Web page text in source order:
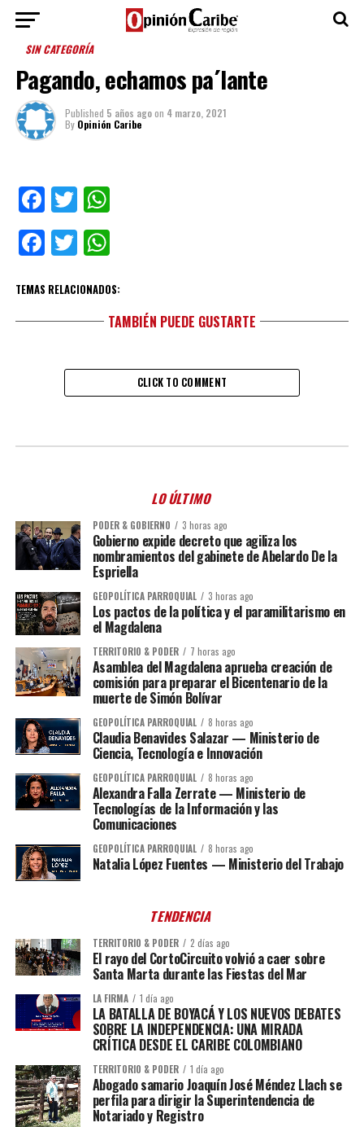
SIN CATEGORÍA
Pagando, echamos pa´lante
Published 5 años agoon 4 marzo, 2021
By Opinión Caribe
Facebook
TwitterWhatsApp
Facebook
TwitterWhatsApp
TEMAS RELACIONADOS:
TAMBIÉN PUEDE GUSTARTE
CLICK TO COMMENT
LO ÚLTIMO
PODER & GOBIERNO 3 horas ago
Gobierno expide decreto que agiliza los
nombramientos del gabinete de Abelardo De la
Espriella
GEOPOLÍTICA PARROQUIAL 3 horas ago
Los pactos de la política y el paramilitarismo en
el Magdalena
TERRITORIO & PODER 7 horas ago
Asamblea del Magdalena aprueba creación de
comisión para preparar el Bicentenario de la
muerte de Simón Bolívar
GEOPOLÍTICA PARROQUIAL 8 horas ago
Claudia Benavides Salazar — Ministerio de
Ciencia, Tecnología e Innovación
GEOPOLÍTICA PARROQUIAL 8 horas ago
Alexandra Falla Zerrate — Ministerio de
Tecnologías de la Información y las
Comunicaciones
GEOPOLÍTICA PARROQUIAL 8 horas ago
Natalia López Fuentes — Ministerio del Trabajo
TENDENCIA
TERRITORIO & PODER 2 días ago
El rayo del CortoCircuito volvió a caer sobre
Santa Marta durante las Fiestas del Mar
LA FIRMA 1 día ago
LA BATALLA DE BOYACÁ Y LOS NUEVOS DEBATES
SOBRE LA INDEPENDENCIA: UNA MIRADA
CRÍTICA DESDE EL CARIBE COLOMBIANO
TERRITORIO & PODER 1 día ago
Abogado samario Joaquín José Méndez Llach se
perfila para dirigir la Superintendencia de
Notariado y Registro